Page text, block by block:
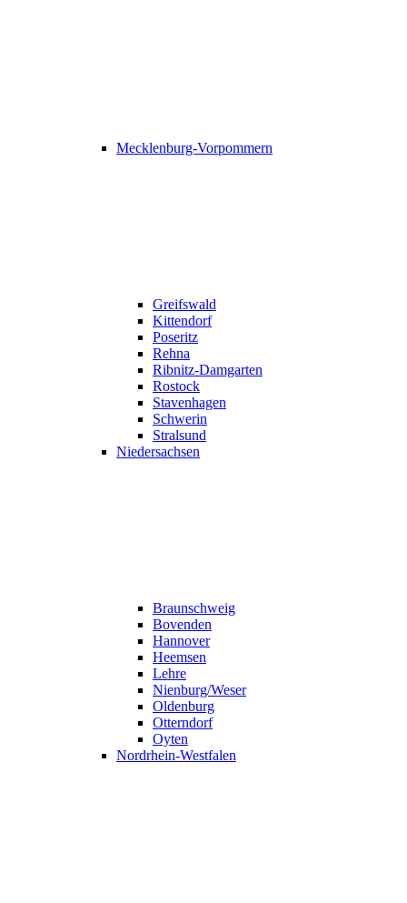
Mecklenburg-Vorpommern
Greifswald
Kittendorf
Poseritz
Rehna
Ribnitz-Damgarten
Rostock
Stavenhagen
Schwerin
Stralsund
Niedersachsen
Braunschweig
Bovenden
Hannover
Heemsen
Lehre
Nienburg/Weser
Oldenburg
Otterndorf
Oyten
Nordrhein-Westfalen